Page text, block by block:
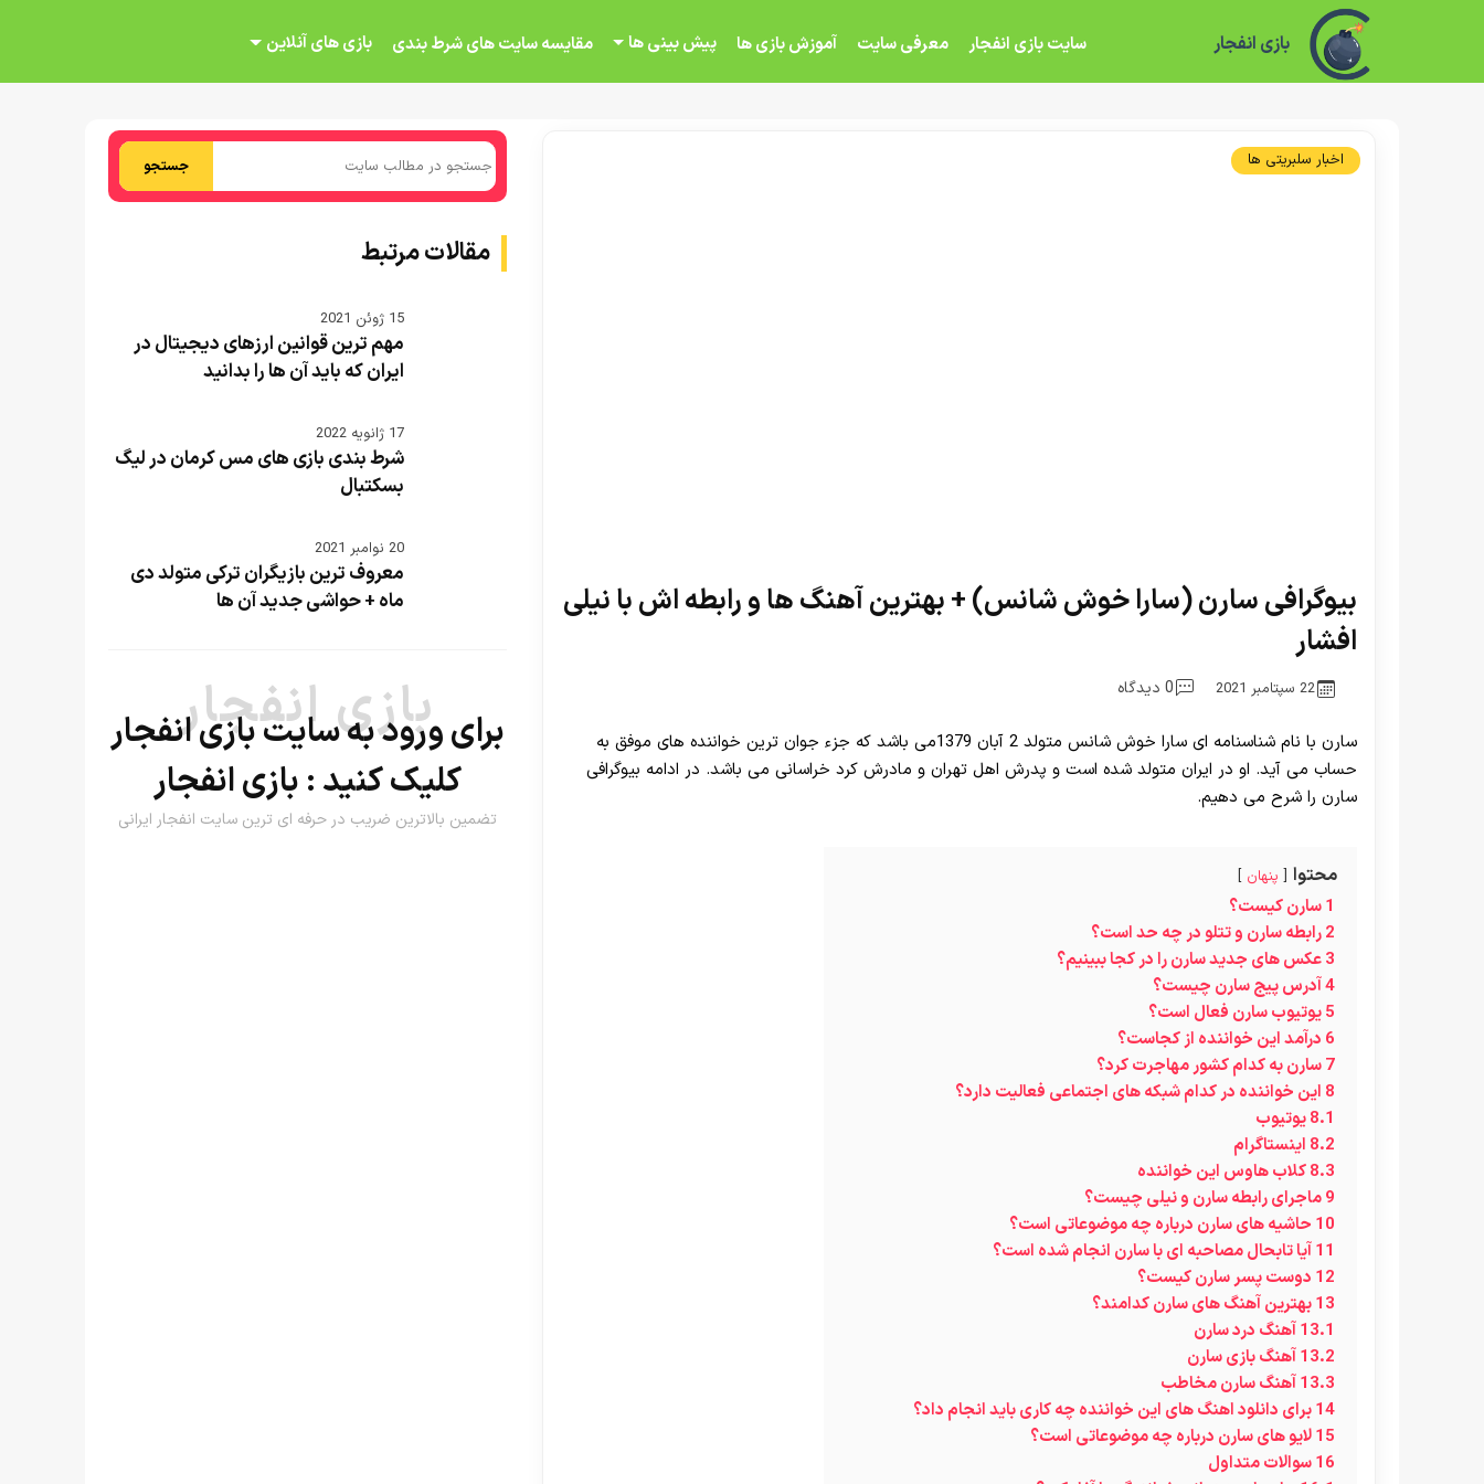
بازی انفجار سایت بازی انفجار معرفی سایت آموزش بازی ها پیش بینی ها مقایسه سایت های شرط بندی بازی های آنلاین
اخبار سلبریتی ها
بیوگرافی سارن (سارا خوش شانس) + بهترین آهنگ ها و رابطه اش با نیلی
افشار
22 سپتامبر 2021 0 دیدگاه
سارن با نام شناسنامه ای سارا خوش شانس متولد 2 آبان 1379می باشد که جزء جوان ترین خواننده های موفق به
حساب می آید. او در ایران متولد شده است و پدرش اهل تهران و مادرش کرد خراسانی می باشد. در ادامه بیوگرافی
سارن را شرح می دهیم.
محتوا پنهان
1سارن کیست؟
2رابطه سارن و تتلو در چه حد است؟
3عکس های جدید سارن را در کجا ببینیم؟
4آدرس پیج سارن چیست؟
5یوتیوب سارن فعال است؟
6 درآمد این خواننده از کجاست؟
7سارن به کدام کشور مهاجرت کرد؟
8 این خواننده در کدام شبکه های اجتماعی فعالیت دارد؟
8.1یوتیوب
8.2 اینستاگرام
8.3کلاب هاوس این خواننده
9ماجرای رابطه سارن و نیلی چیست؟
10 حاشیه های سارن درباره چه موضوعاتی است؟
11آیا تابحال مصاحبه ای با سارن انجام شده است؟
12 دوست پسر سارن کیست؟
13بهترین آهنگ های سارن کدامند؟
13.1آهنگ درد سارن
13.2آهنگ بازی سارن
13.3آهنگ سارن مخاطب
14برای دانلود اهنگ های این خواننده چه کاری باید انجام داد؟
15لایو های سارن درباره چه موضوعاتی است؟
16سوالات متداول
جستجو
مقالات مرتبط
15 ژوئن 2021
مهم ترین قوانین ارزهای دیجیتال در
ایران که باید آن ها را بدانید
17 ژانویه 2022
شرط بندی بازی های مس کرمان در لیگ
بسکتبال
20 نوامبر 2021
معروف ترین بازیگران ترکی متولد دی
ماه + حواشی جدید آن ها
بازی انفجار
برای ورود به سایت بازی انفجار
کلیک کنید : بازی انفجار
تضمین بالاترین ضریب در حرفه ای ترین سایت انفجار ایرانی